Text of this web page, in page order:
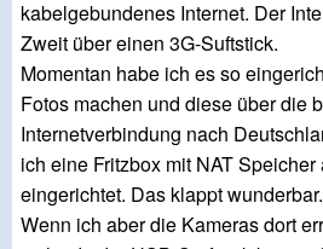
kabelgebundenes Internet. Der
Zweit über einen 3G-Suftstick.
Momentan habe ich es so
Fotos machen und diese über die
Internetverbindung nach
ich eine Fritzbox mit NAT
eingerichtet. Das klappt wunderbar.
Wenn ich aber die Kameras dort